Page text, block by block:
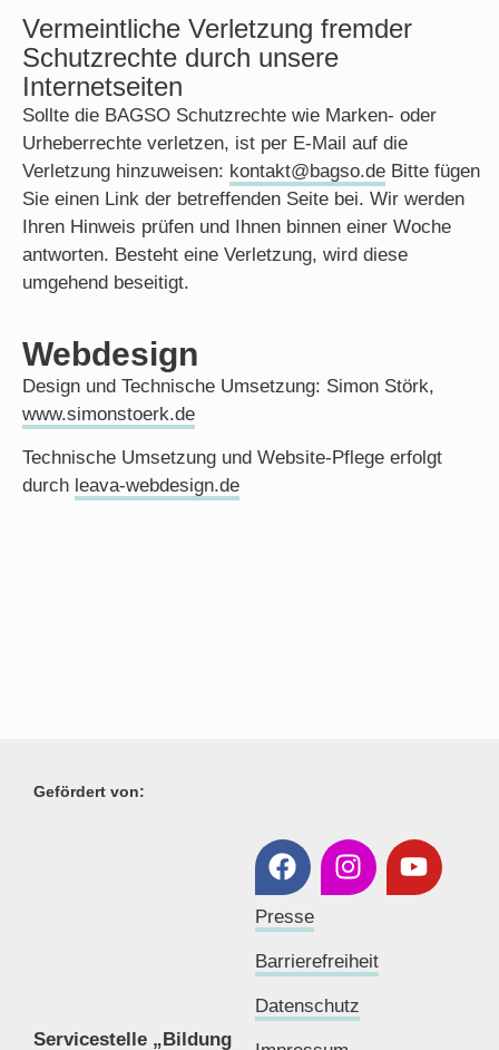
Vermeintliche Verletzung fremder
Schutzrechte durch unsere
Internetseiten
Sollte die BAGSO Schutzrechte wie Marken- oder
Urheberrechte verletzen, ist per E-Mail auf die
Verletzung hinzuweisen: kontakt@bagso.de Bitte fügen
Sie einen Link der betreffenden Seite bei. Wir werden
Ihren Hinweis prüfen und Ihnen binnen einer Woche
antworten. Besteht eine Verletzung, wird diese
umgehend beseitigt.
Webdesign
Design und Technische Umsetzung: Simon Störk,
www.simonstoerk.de
Technische Umsetzung und Website-Pflege erfolgt
durch leava-webdesign.de
Gefördert von:
Servicestelle „Bildung
Presse
Barrierefreiheit
Datenschutz